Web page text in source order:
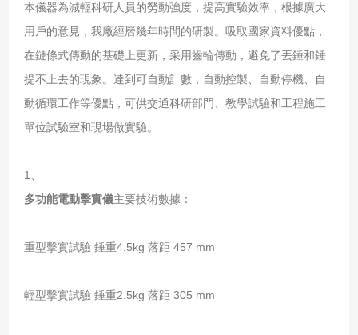
本儀器為減輕科研人員的勞動強度，提高實驗效率，根據廣大
用戶的意見，我廠經曆幾年時間的研製。吸取國家資料優點，
在鏈條式傳動的基礎上更新，采用齒輪傳動，避免了丟錘和錘
提不上去的現象。達到可自動計數，自動控製、自動停機、自
動循環工作等優點，可供交通科研部門、教學試驗和工程施工
單位試驗室和現場做實驗。
1、
多功能電動擊實儀主要技術數據：
重型擊實試驗 錘重4.5kg 落距 457 mm
輕型擊實試驗 錘重2.5kg 落距 305 mm